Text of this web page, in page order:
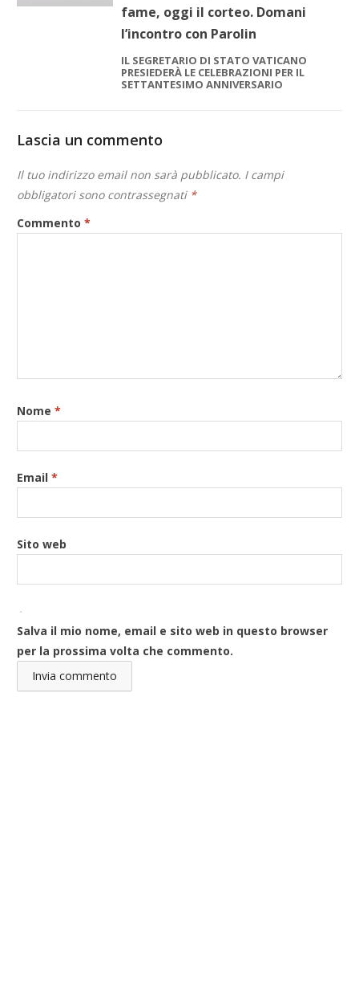
fame, oggi il corteo. Domani
l’incontro con Parolin
IL SEGRETARIO DI STATO VATICANO
PRESIEDERÀ LE CELEBRAZIONI PER IL
SETTANTESIMO ANNIVERSARIO
Lascia un commento
Il tuo indirizzo email non sarà pubblicato. I campi
obbligatori sono contrassegnati *
Commento*
Nome*
Email*
Sito web
Salva il mio nome, email e sito web in questo browser
per la prossima volta che commento.